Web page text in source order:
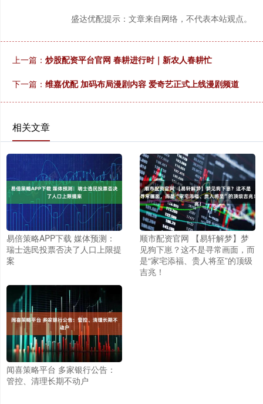
盛达优配提示：文章来自网络，不代表本站观点。
上一篇： 炒股配资平台官网 春耕进行时｜新农人春耕忙
下一篇： 维嘉优配 加码布局漫剧内容 爱奇艺正式上线漫剧频道
相关文章
易倍策略APP下载 媒体预测：
瑞士选民投票否决了人口上限提
案
顺市配资官网 【易轩解梦】梦
见狗下崽？这不是寻常画面，而
是“家宅添福、贵人将至”的顶级
吉兆！
闻喜策略平台 多家银行公告：
管控、清理长期不动户